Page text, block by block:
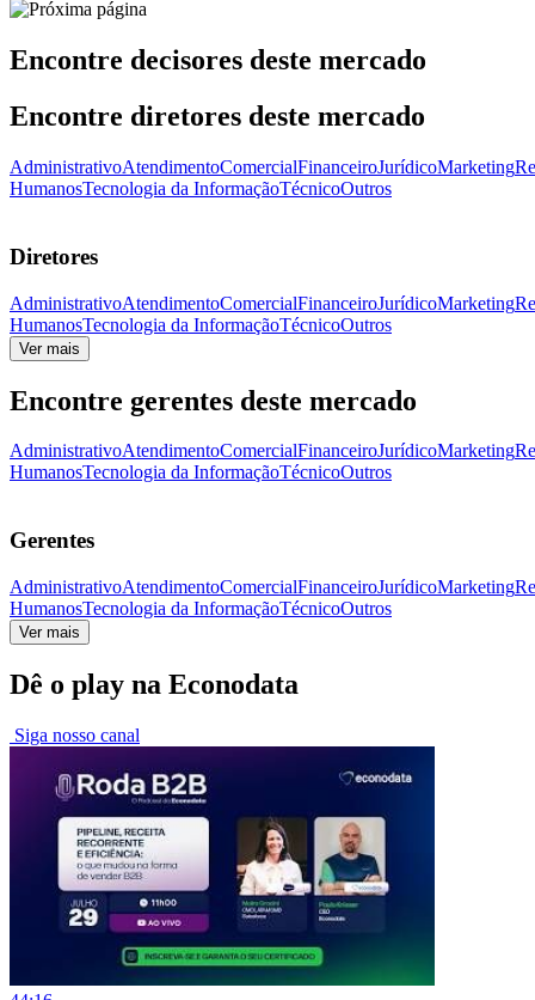
Encontre decisores deste mercado
Encontre diretores deste mercado
AdministrativoAtendimentoComercialFinanceiroJurídicoMarketing
HumanosTecnologia da InformaçãoTécnicoOutros
Diretores
AdministrativoAtendimentoComercialFinanceiroJurídicoMarketing
HumanosTecnologia da InformaçãoTécnicoOutros
Ver mais
Encontre gerentes deste mercado
AdministrativoAtendimentoComercialFinanceiroJurídicoMarketing
HumanosTecnologia da InformaçãoTécnicoOutros
Gerentes
AdministrativoAtendimentoComercialFinanceiroJurídicoMarketing
HumanosTecnologia da InformaçãoTécnicoOutros
Ver mais
Dê o play na Econodata
Siga nosso canal